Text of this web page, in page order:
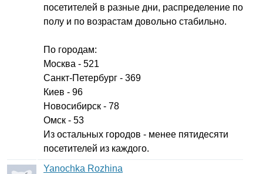
посетителей в разные дни, распределение по
полу и по возрастам довольно стабильно.
По городам:
Москва - 521
Санкт-Петербург - 369
Киев - 96
Новосибирск - 78
Омск - 53
Из остальных городов - менее пятидесяти
посетителей из каждого.
Yanochka Rozhina